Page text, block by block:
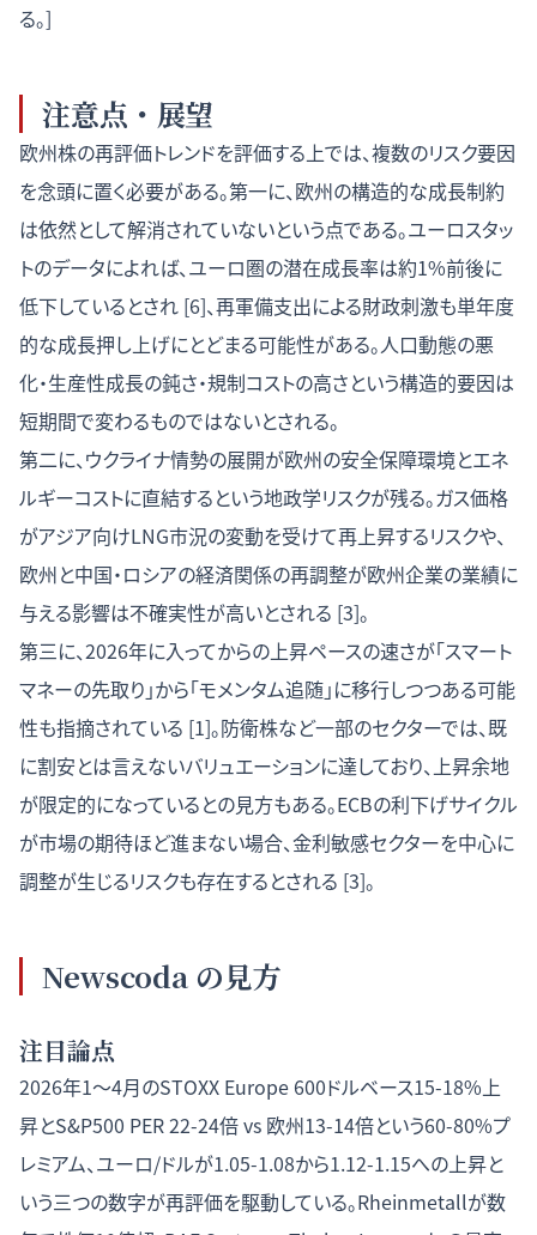
る。]
注意点・展望
欧州株の再評価トレンドを評価する上では、複数のリスク要因
を念頭に置く必要がある。第一に、欧州の構造的な成長制約
は依然として解消されていないという点である。ユーロスタッ
トのデータによれば、ユーロ圏の潜在成長率は約1%前後に
低下しているとされ [6]、再軍備支出による財政刺激も単年度
的な成長押し上げにとどまる可能性がある。人口動態の悪
化・生産性成長の鈍さ・規制コストの高さという構造的要因は
短期間で変わるものではないとされる。
第二に、ウクライナ情勢の展開が欧州の安全保障環境とエネ
ルギーコストに直結するという地政学リスクが残る。ガス価格
がアジア向けLNG市況の変動を受けて再上昇するリスクや、
欧州と中国・ロシアの経済関係の再調整が欧州企業の業績に
与える影響は不確実性が高いとされる [3]。
第三に、2026年に入ってからの上昇ペースの速さが「スマート
マネーの先取り」から「モメンタム追随」に移行しつつある可能
性も指摘されている [1]。防衛株など一部のセクターでは、既
に割安とは言えないバリュエーションに達しており、上昇余地
が限定的になっているとの見方もある。ECBの利下げサイクル
が市場の期待ほど進まない場合、金利敏感セクターを中心に
調整が生じるリスクも存在するとされる [3]。
Newscoda の見方
注目論点
2026年1〜4月のSTOXX Europe 600ドルベース15-18%上
昇とS&P500 PER 22-24倍 vs 欧州13-14倍という60-80%プ
レミアム、ユーロ/ドルが1.05-1.08から1.12-1.15への上昇と
いう三つの数字が再評価を駆動している。Rheinmetallが数